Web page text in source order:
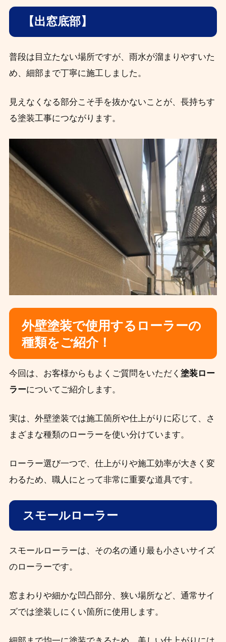
【出窓底部】
普段は目立たない場所ですが、雨水が溜まりやすいた
め、細部まで丁寧に施工しました。
見えなくなる部分こそ手を抜かないことが、長持ちす
る塗装工事につながります。
外壁塗装で使用するローラーの
種類をご紹介！
今回は、お客様からもよくご質問をいただく 塗装ロー
ラーについてご紹介します。
実は、外壁塗装では施工箇所や仕上がりに応じて、さ
まざまな種類のローラーを使い分けています。
ローラー選び一つで、仕上がりや施工効率が大きく変
わるため、職人にとって非常に重要な道具です。
スモールローラー
スモールローラーは、その名の通り最も小さいサイズ
のローラーです。
窓まわりや細かな凹凸部分、狭い場所など、通常サイ
ズでは塗装しにくい箇所に使用します。